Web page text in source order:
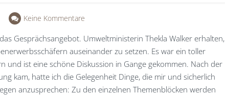
Keine Kommentare
Gesprächsangebot. Umweltministerin Thekla Walker erhalten,
auseinander zu setzen. Es war ein toller
und ist eine schöne Diskussion in Gange gekommen. Nach der
kam, hatte ich die Gelegenheit Dinge, die mir und sicherlich
anzusprechen: Zu den einzelnen Themenblöcken werden